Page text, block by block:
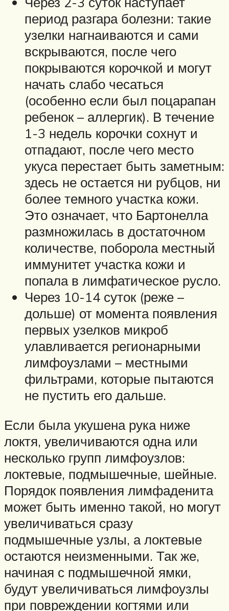
период разгара болезни: такие
узелки нагнаиваются и сами
вскрываются, после чего
покрываются корочкой и могут
начать слабо чесаться
(особенно если был поцарапан
ребенок – аллергик). В течение
1-3 недель корочки сохнут и
отпадают, после чего место
укуса перестает быть заметным:
здесь не остается ни рубцов, ни
более темного участка кожи.
Это означает, что Бартонелла
размножилась в достаточном
количестве, поборола местный
иммунитет участка кожи и
попала в лимфатическое русло.
Через 10-14 суток (реже –
дольше) от момента появления
первых узелков микроб
улавливается регионарными
лимфоузлами – местными
фильтрами, которые пытаются
не пустить его дальше.
Если была укушена рука ниже
локтя, увеличиваются одна или
несколько групп лимфоузлов:
локтевые, подмышечные, шейные.
Порядок появления лимфаденита
может быть именно такой, но могут
увеличиваться сразу
подмышечные узлы, а локтевые
остаются неизменными. Так же,
начиная с подмышечной ямки,
будут увеличиваться лимфоузлы
при повреждении когтями или